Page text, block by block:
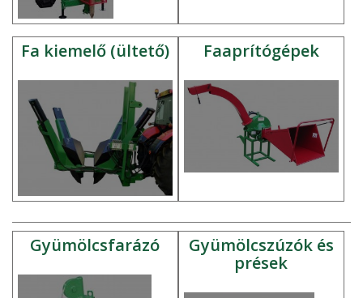
Fa kiemelő (ültető) Faaprítógépek
Gyümölcsfarázó
Gyümölcszúzók és
prések